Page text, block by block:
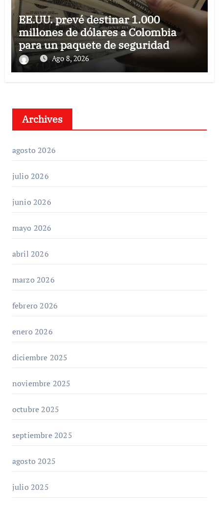
EE.UU. prevé destinar 1.000
millones de dólares a Colombia
para un paquete de seguridad
Ago 8, 2026
Archives
agosto 2026
julio 2026
junio 2026
mayo 2026
abril 2026
marzo 2026
febrero 2026
enero 2026
diciembre 2025
noviembre 2025
octubre 2025
septiembre 2025
agosto 2025
julio 2025